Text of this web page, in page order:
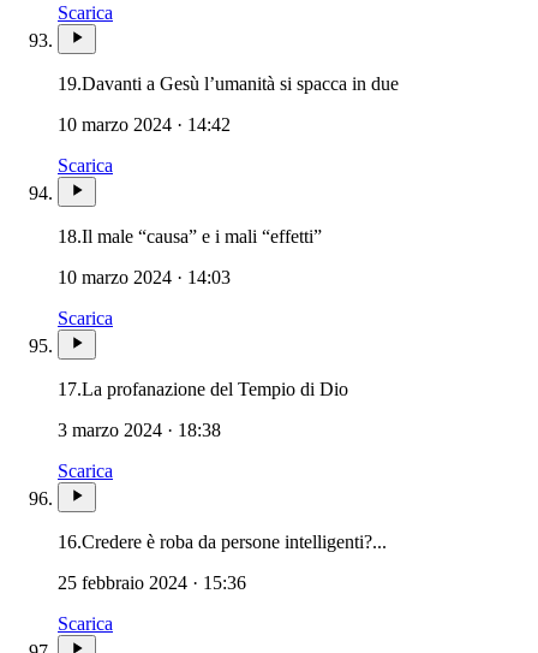
Scarica
19.Davanti a Gesù l’umanità si spacca in due
10 marzo 2024 · 14:42
Scarica
18.Il male “causa” e i mali “effetti”
10 marzo 2024 · 14:03
Scarica
17.La profanazione del Tempio di Dio
3 marzo 2024 · 18:38
Scarica
16.Credere è roba da persone intelligenti?...
25 febbraio 2024 · 15:36
Scarica